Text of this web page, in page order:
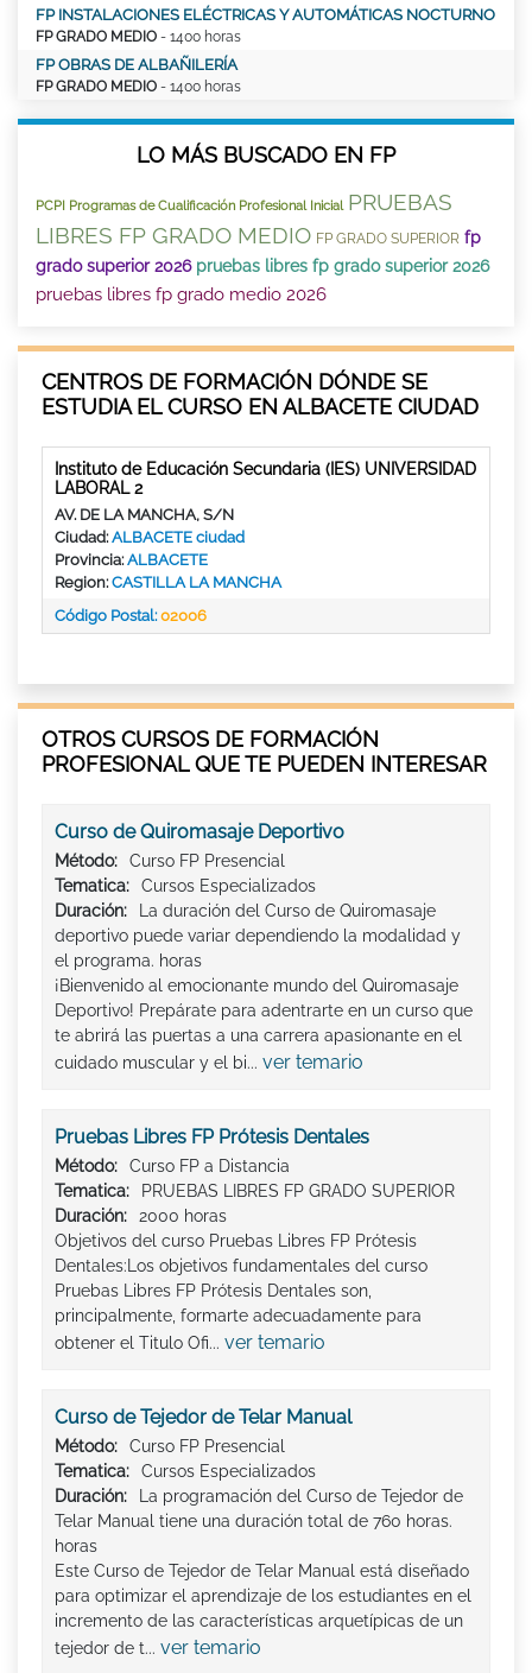
FP INSTALACIONES ELÉCTRICAS Y AUTOMÁTICAS NOCTURNO
FP GRADO MEDIO - 1400 horas
FP OBRAS DE ALBAÑILERÍA
FP GRADO MEDIO - 1400 horas
LO MÁS BUSCADO EN FP
PCPI Programas de Cualificación Profesional Inicial PRUEBAS
LIBRES FP GRADO MEDIO FP GRADO SUPERIOR fp
grado superior 2026 pruebas libres fp grado superior 2026
pruebas libres fp grado medio 2026
CENTROS DE FORMACIÓN DÓNDE SE
ESTUDIA EL CURSO EN ALBACETE CIUDAD
Instituto de Educación Secundaria (IES) UNIVERSIDAD
LABORAL 2
AV. DE LA MANCHA, S/N
Ciudad:ALBACETE ciudad
Provincia:ALBACETE
Region:CASTILLA LA MANCHA
Código Postal:02006
OTROS CURSOS DE FORMACIÓN
PROFESIONAL QUE TE PUEDEN INTERESAR
Curso de Quiromasaje Deportivo
Método:
Curso FP Presencial
Tematica:
Cursos Especializados
Duración:
La duración del Curso de Quiromasaje
deportivo puede variar dependiendo la modalidad y
el programa. horas
¡Bienvenido al emocionante mundo del Quiromasaje
Deportivo! Prepárate para adentrarte en un curso que
te abrirá las puertas a una carrera apasionante en el
cuidado muscular y el bi... ver temario
Pruebas Libres FP Prótesis Dentales
Método:
Curso FP a Distancia
Tematica:
PRUEBAS LIBRES FP GRADO SUPERIOR
Duración:
2000 horas
Objetivos del curso Pruebas Libres FP Prótesis
Dentales:Los objetivos fundamentales del curso
Pruebas Libres FP Prótesis Dentales son,
principalmente, formarte adecuadamente para
obtener el Titulo Ofi... ver temario
Curso de Tejedor de Telar Manual
Método:
Curso FP Presencial
Tematica:
Cursos Especializados
Duración:
La programación del Curso de Tejedor de
Telar Manual tiene una duración total de 760 horas.
horas
Este Curso de Tejedor de Telar Manual está diseñado
para optimizar el aprendizaje de los estudiantes en el
incremento de las características arquetípicas de un
tejedor de t... ver temario